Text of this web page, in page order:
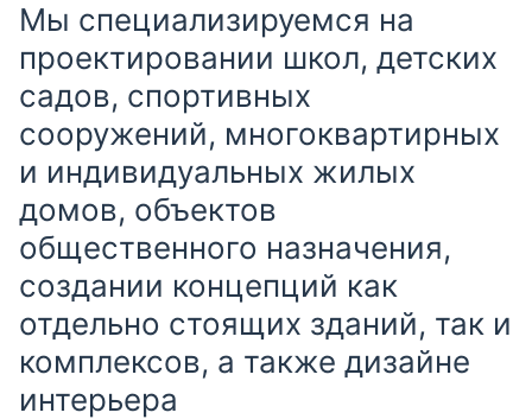
Мы специализируемся на
проектировании школ, детских
садов, спортивных
сооружений, многоквартирных
и индивидуальных жилых
домов, объектов
общественного назначения,
создании концепций как
отдельно стоящих зданий, так и
комплексов, а также дизайне
интерьера